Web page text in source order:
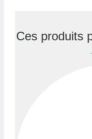
Ces produits